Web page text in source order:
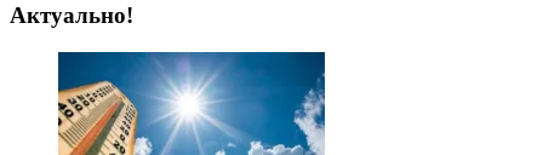
Актуально!